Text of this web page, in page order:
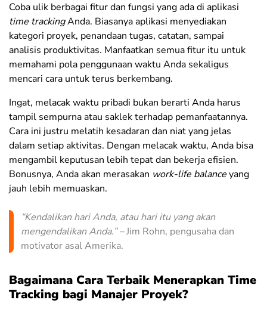
Coba ulik berbagai fitur dan fungsi yang ada di aplikasi
time trackingAnda. Biasanya aplikasi menyediakan
kategori proyek, penandaan tugas, catatan, sampai
analisis produktivitas. Manfaatkan semua fitur itu untuk
memahami pola penggunaan waktu Anda sekaligus
mencari cara untuk terus berkembang.
Ingat, melacak waktu pribadi bukan berarti Anda harus
tampil sempurna atau saklek terhadap pemanfaatannya.
Cara ini justru melatih kesadaran dan niat yang jelas
dalam setiap aktivitas. Dengan melacak waktu, Anda bisa
mengambil keputusan lebih tepat dan bekerja efisien.
Bonusnya, Anda akan merasakan work-life balanceyang
jauh lebih memuaskan.
“Kendalikan hari Anda, atau hari itu yang akan
mengendalikan Anda.” –Jim Rohn, pengusaha dan
motivator asal Amerika.
Bagaimana Cara Terbaik Menerapkan Time
Tracking bagi Manajer Proyek?